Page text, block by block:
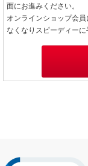
面にお進みください。
オンラインショップ会
なくなりスピーディーに